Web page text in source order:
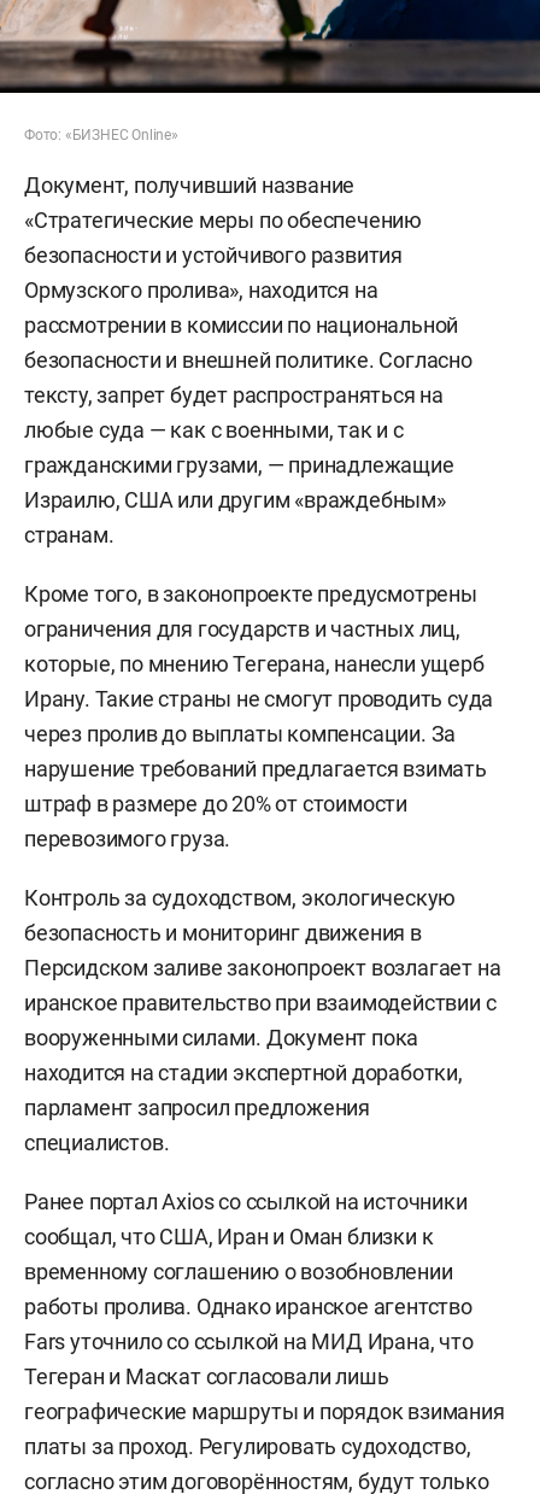
Фото: «БИЗНЕС Online»
Документ, получивший название
«Стратегические меры по обеспечению
безопасности и устойчивого развития
Ормузского пролива», находится на
рассмотрении в комиссии по национальной
безопасности и внешней политике. Согласно
тексту, запрет будет распространяться на
любые суда — как с военными, так и с
гражданскими грузами, — принадлежащие
Израилю, США или другим «враждебным»
странам.
Кроме того, в законопроекте предусмотрены
ограничения для государств и частных лиц,
которые, по мнению Тегерана, нанесли ущерб
Ирану. Такие страны не смогут проводить суда
через пролив до выплаты компенсации. За
нарушение требований предлагается взимать
штраф в размере до 20% от стоимости
перевозимого груза.
Контроль за судоходством, экологическую
безопасность и мониторинг движения в
Персидском заливе законопроект возлагает на
иранское правительство при взаимодействии с
вооруженными силами. Документ пока
находится на стадии экспертной доработки,
парламент запросил предложения
специалистов.
Ранее портал Axios со ссылкой на источники
сообщал, что США, Иран и Оман близки к
временному соглашению о возобновлении
работы пролива. Однако иранское агентство
Fars уточнило со ссылкой на МИД Ирана, что
Тегеран и Маскат согласовали лишь
географические маршруты и порядок взимания
платы за проход. Регулировать судоходство,
согласно этим договорённостям, будут только